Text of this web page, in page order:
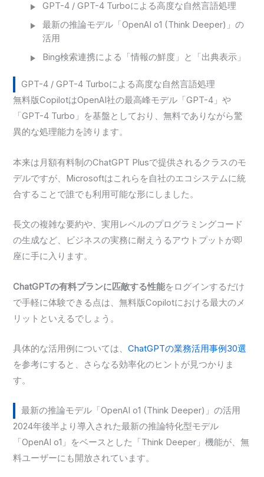
GPT-4 / GPT-4 Turboによる高度な自然言語処理
最新の推論モデル「OpenAI o1 (Think Deeper)」の
活用
Bing検索連携による「情報の鮮度」と「出典表示」
GPT-4 / GPT-4 Turboによる高度な自然言語処理
無料版CopilotはOpenAI社の最高峰モデル「GPT-4」や
「GPT-4 Turbo」を基盤としており、無料でありながら驚
異的な処理能力を誇ります。
本来は月額有料制のChatGPT Plusで提供されるクラスのモ
デルですが、Microsoftはこれらを自社のエコシステムに統
合することで誰でも利用可能な形にしました。
長文の複雑な要約や、実用レベルのプログラミングコード
の生成など、ビジネスの実務に耐えうるアウトプットが即
座に手に入ります。
ChatGPTの有料プランに匹敵する性能をログインするだけ
で手軽に体験できる点は、無料版Copilotにおける最大のメ
リットといえるでしょう。
具体的な活用例については、ChatGPTの業務活用事例30選
を参考にすると、さらなる効率化のヒントが見つかりま
す。
最新の推論モデル「OpenAI o1 (Think Deeper)」の活用
2024年後半より導入された最新の推論特化型モデル
「OpenAI o1」をベースとした「Think Deeper」機能が、無
料ユーザーにも開放されています。